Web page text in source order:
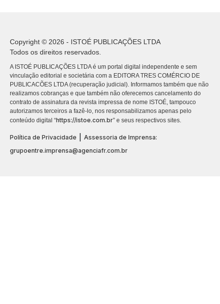
Copyright © 2026 - ISTOÉ PUBLICAÇÕES LTDA
Todos os direitos reservados.
A ISTOÉ PUBLICAÇÕES LTDA é um portal digital independente e sem
vinculação editorial e societária com a EDITORA TRES COMÉRCIO DE
PUBLICACÕES LTDA (recuperação judicial). Informamos também que não
realizamos cobranças e que também não oferecemos cancelamento do
contrato de assinatura da revista impressa de nome ISTOÉ, tampouco
autorizamos terceiros a fazê-lo, nos responsabilizamos apenas pelo
conteúdo digital “https://istoe.com.br” e seus respectivos sites.
Política de Privacidade
Assessoria de Imprensa:
grupoentre.imprensa@agenciafr.com.br